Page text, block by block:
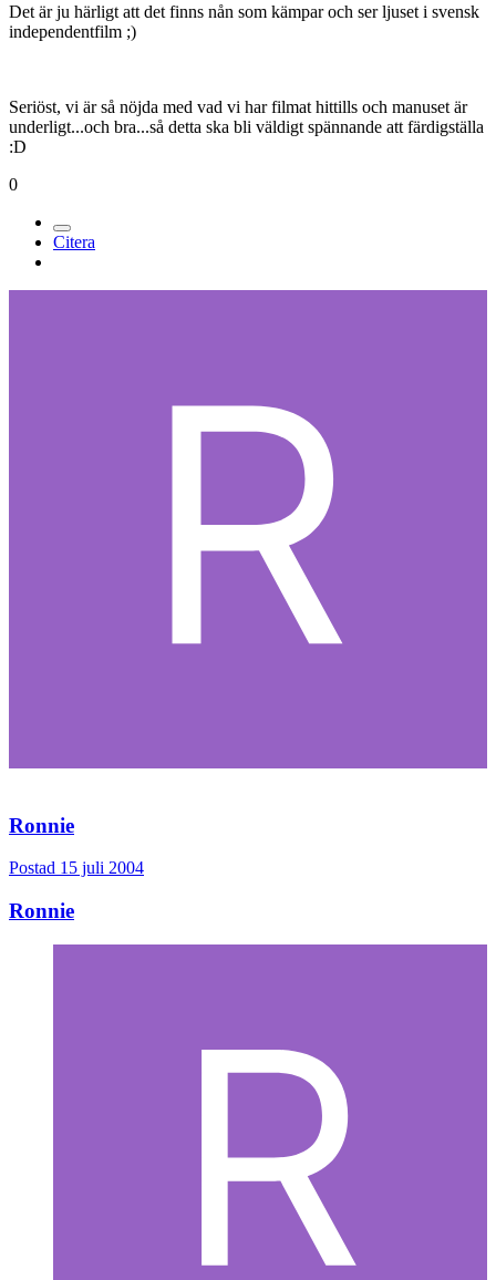
Det är ju härligt att det finns nån som kämpar och ser ljuset i svensk
independentfilm ;)
Seriöst, vi är så nöjda med vad vi har filmat hittills och manuset är
underligt...och bra...så detta ska bli väldigt spännande att färdigställa
:D
0
Citera
Ronnie
Postad 15 juli 2004
Ronnie